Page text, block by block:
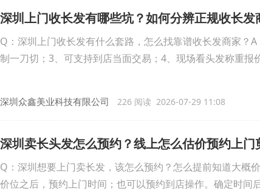
深圳上门收长发有哪些坑？如何分辨正规收长发
Q：深圳上门收长发有什么套路，怎么找靠谱收长发商家？
制一刀切；3、可支持到店当面交易；4、现场看头发称重报
深圳众鑫美业科技有限公司 226 阅读 2026-07-29 11:08
深圳卖长头发怎么预约？线上怎么估价预约上门
Q：深圳想要上门卖长发，该怎么预约？怎么提前知道大概
价位之后，预约上门时间；也可以预约到店操作。确定时间